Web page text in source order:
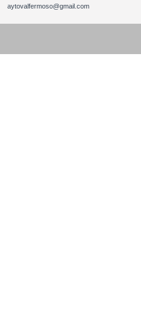
aytovalfermoso@gmail.com